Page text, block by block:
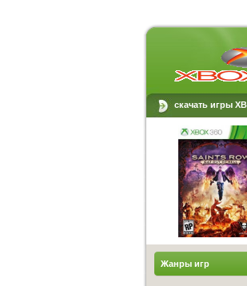
скачать игры
Жанры игр